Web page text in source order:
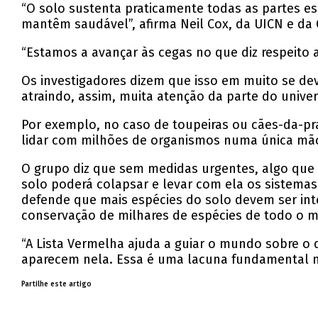
“O solo sustenta praticamente todas as partes
mantêm saudável”, afirma Neil Cox, da UICN e
“Estamos a avançar às cegas no que diz
Os investigadores dizem que isso em muito se
atraindo, assim, muita atenção da parte do
Por exemplo, no caso de toupeiras ou cães-da-
lidar com milhões de organismos numa única
O grupo diz que sem medidas urgentes, algo
solo poderá colapsar e levar com ela os
defende que mais espécies do solo devem ser
conservação de milhares de espécies de todo o
“A Lista Vermelha ajuda a guiar o mundo sobre
aparecem nela. Essa é uma lacuna
Partilhe este artigo